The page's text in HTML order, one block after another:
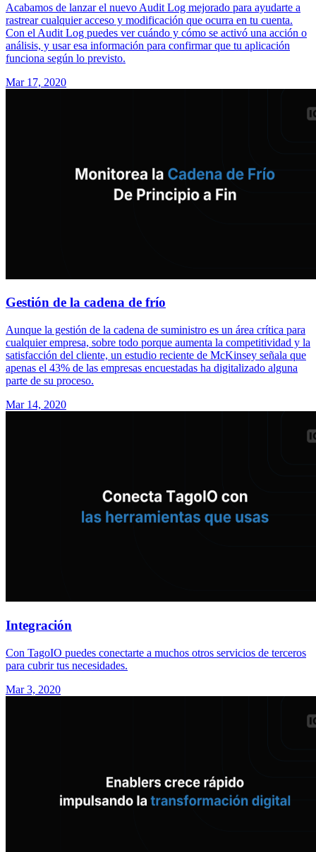
Acabamos de lanzar el nuevo Audit Log mejorado para ayudarte a
rastrear cualquier acceso y modificación que ocurra en tu cuenta.
Con el Audit Log puedes ver cuándo y cómo se activó una acción o
análisis, y usar esa información para confirmar que tu aplicación
funciona según lo previsto.
Mar 17, 2020
Gestión de la cadena de frío
Aunque la gestión de la cadena de suministro es un área crítica para
cualquier empresa, sobre todo porque aumenta la competitividad y la
satisfacción del cliente, un estudio reciente de McKinsey señala que
apenas el 43% de las empresas encuestadas ha digitalizado alguna
parte de su proceso.
Mar 14, 2020
Integración
Con TagoIO puedes conectarte a muchos otros servicios de terceros
para cubrir tus necesidades.
Mar 3, 2020